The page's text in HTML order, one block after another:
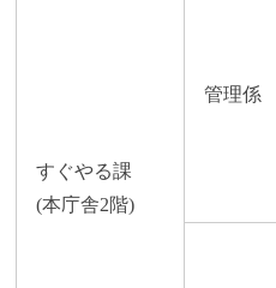
すぐやる課
(本庁舎2階)
管理係